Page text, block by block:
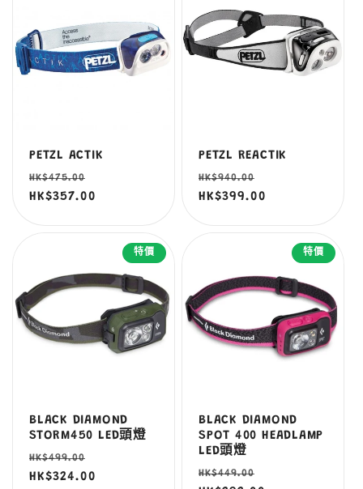
PETZL ACTIK
定
價
HK$475.00
價
HK$357.00
PETZL REACTIK
定
價
HK$940.00
價
HK$399.00
特價
BLACK DIAMOND
STORM450 LED頭燈
定
價
HK$499.00
價
HK$324.00
特價
BLACK DIAMOND
SPOT 400 HEADLAMP
LED頭燈
定
HK$449.00